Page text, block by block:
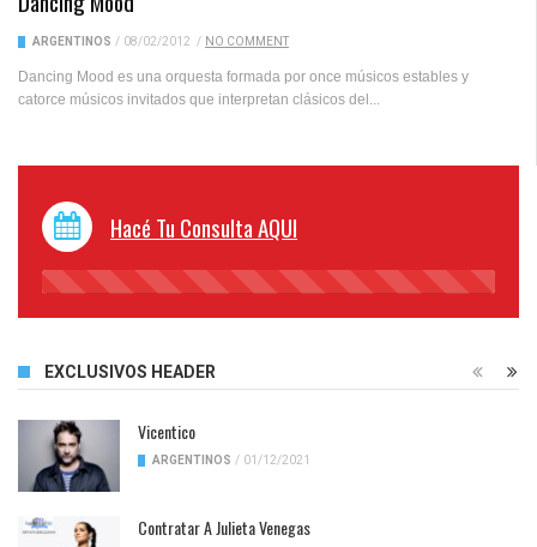
ARGENTINOS / 08/02/2012 / NO COMMENT
Dancing Mood es una orquesta formada por once músicos estables y
catorce músicos invitados que interpretan clásicos del...
Hacé Tu Consulta AQUI
45%
EXCLUSIVOS HEADER
Vicentico
ARGENTINOS / 01/12/2021
Contratar A Julieta Venegas